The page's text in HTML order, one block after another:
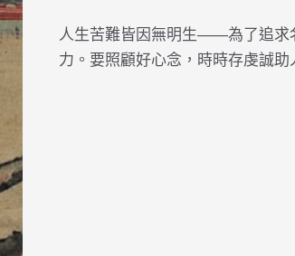
人生苦難皆因無明生——為了追求
力。要照顧好心念，時時存虔誠